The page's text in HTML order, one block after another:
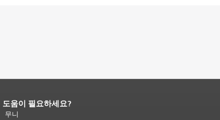
페이지 내용 끝입니다.이 페이지의 나
머지 내용은 모든 페이지에 반복됩니
도움이 필요하세요?
무니